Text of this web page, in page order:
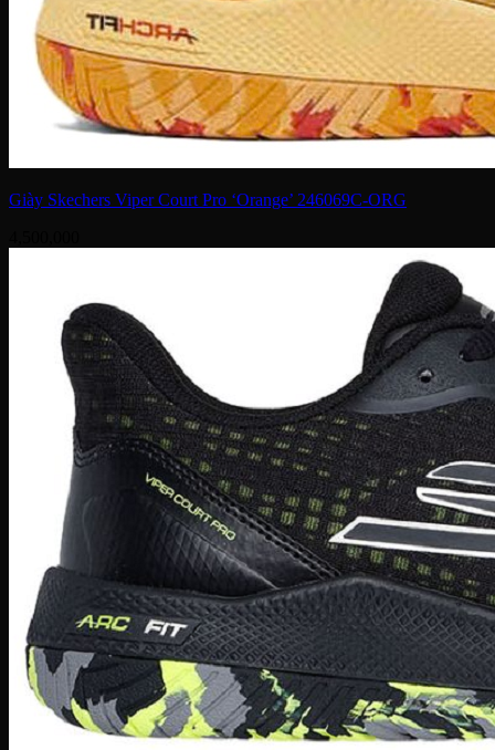
Giày Skechers Viper Court Pro ‘Orange’ 246069C-ORG